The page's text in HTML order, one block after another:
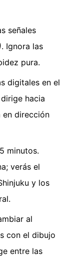
señales
. Ignora las
pura.
digitales en el
hacia
en dirección
minutos.
verás el
y los
al
con el dibujo
entre las